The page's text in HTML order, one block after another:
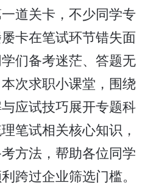
道关卡，不少同学专
卡在笔试环节错失面
们备考迷茫、答题无
次求职小课堂，围绕
应试技巧展开专题科
笔试相关核心知识，
方法，帮助各位同学
跨过企业筛选门槛。